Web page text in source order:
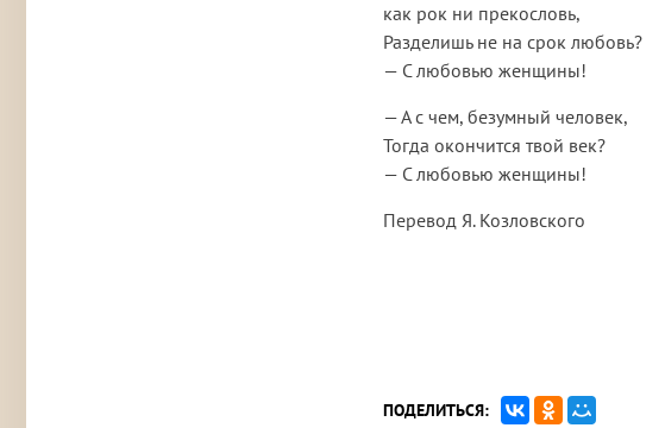
как рок ни прекословь,
Разделишь не на срок любовь?
— С любовью женщины!
— А с чем, безумный человек,
Тогда окончится твой век?
— С любовью женщины!
Перевод Я. Козловского
ПОДЕЛИТЬСЯ: